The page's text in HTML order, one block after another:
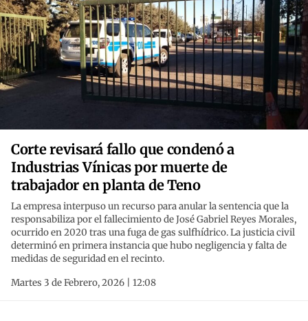
Corte revisará fallo que condenó a
Industrias Vínicas por muerte de
trabajador en planta de Teno
La empresa interpuso un recurso para anular la sentencia que la
responsabiliza por el fallecimiento de José Gabriel Reyes Morales,
ocurrido en 2020 tras una fuga de gas sulfhídrico. La justicia civil
determinó en primera instancia que hubo negligencia y falta de
medidas de seguridad en el recinto.
Martes 3 de Febrero, 2026 | 12:08